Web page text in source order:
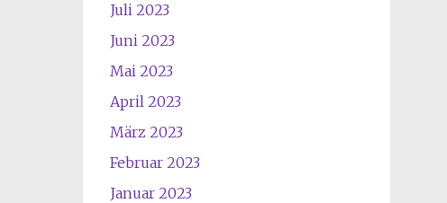
Juli 2023
Juni 2023
Mai 2023
April 2023
März 2023
Februar 2023
Januar 2023